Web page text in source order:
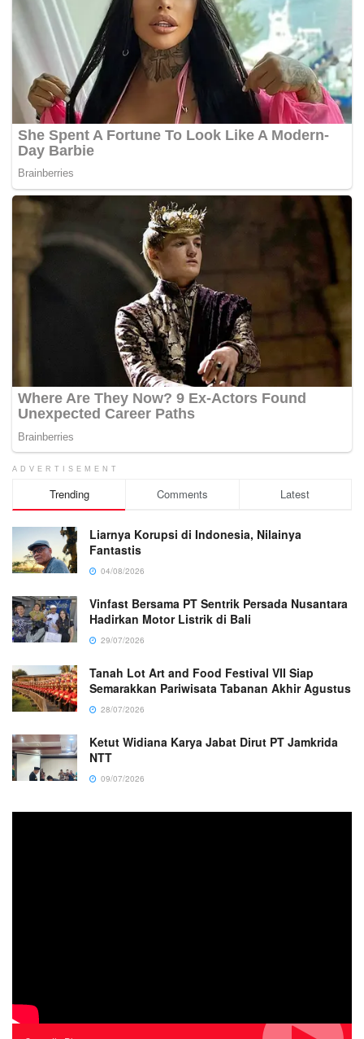
ADVERTISEMENT
Trending Comments Latest
Liarnya Korupsi di Indonesia, Nilainya
Fantastis
04/08/2026
Vinfast Bersama PT Sentrik Persada Nusantara
Hadirkan Motor Listrik di Bali
29/07/2026
Tanah Lot Art and Food Festival VII Siap
Semarakkan Pariwisata Tabanan Akhir Agustus
28/07/2026
Ketut Widiana Karya Jabat Dirut PT Jamkrida
NTT
09/07/2026